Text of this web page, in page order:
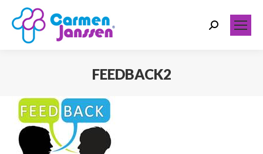
Search:
FEEDBACK2